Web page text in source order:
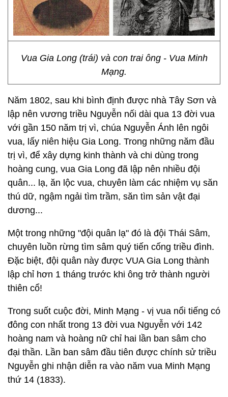
Vua Gia Long (trái) và con trai ông - Vua Minh
Mạng.
Năm 1802, sau khi bình định được nhà Tây Sơn và
lập nên vương triều Nguyễn nối dài qua 13 đời vua
với gần 150 năm trị vì, chúa Nguyễn Ánh lên ngôi
vua, lấy niên hiệu Gia Long. Trong những năm đầu
trị vì, để xây dựng kinh thành và chi dùng trong
hoàng cung, vua Gia Long đã lập nên nhiều đội
quân... lạ, ăn lộc vua, chuyên làm các nhiệm vụ săn
thú dữ, ngậm ngải tìm trầm, săn tìm sản vật đại
dương...
Một trong những "đội quân lạ" đó là đội Thái Sâm,
chuyên luồn rừng tìm sâm quý tiến cống triều đình.
Đặc biệt, đội quân này được VUA Gia Long thành
lập chỉ hơn 1 tháng trước khi ông trở thành người
thiên cổ!
Trong suốt cuộc đời, Minh Mạng - vị vua nổi tiếng có
đông con nhất trong 13 đời vua Nguyễn với 142
hoàng nam và hoàng nữ chỉ hai lần ban sâm cho
đại thần. Lần ban sâm đầu tiên được chính sử triều
Nguyễn ghi nhận diễn ra vào năm vua Minh Mạng
thứ 14 (1833).